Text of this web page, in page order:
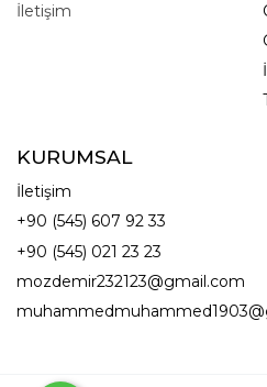
İletişim
KURUMSAL
İletişim
+90 (545) 607 92 33
+90 (545) 021 23 23
mozdemir232123@gmail.com